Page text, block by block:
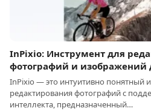
InPixio: Инструмент для
фотографий и изображений
InPixio — это интуитивно понятный
редактирования фотографий с
интеллекта, предназначенный…